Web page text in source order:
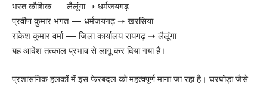
भरत कौशिक — लैलूंगा ➝ धर्मजयगढ़
प्रवीण कुमार भगत — धर्मजयगढ़ ➝ खरसिया
राकेश कुमार वर्मा — जिला कार्यालय रायगढ़ ➝ लैलूंगा
यह आदेश तत्काल प्रभाव से लागू कर दिया गया है।
प्रशासनिक हलकों में इस फेरबदल को महत्वपूर्ण माना जा रहा है। घरघोड़ा जैसे